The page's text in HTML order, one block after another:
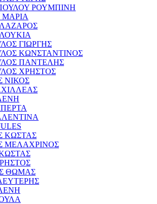
ΡΟΥΜΠΙΝΗ
ΜΑΡΙΑ
ΓΙΩΡΓΗΣ
ΚΩΝΣΤΑΝΤΙΝΟΣ
ΠΑΝΤΕΛΗΣ
ΧΡΗΣΤΟΣ
ΝΙΚΟΣ
ΚΩΣΤΑΣ
ΜΕΛΑΧΡΙΝΟΣ
ΘΩΜΑΣ